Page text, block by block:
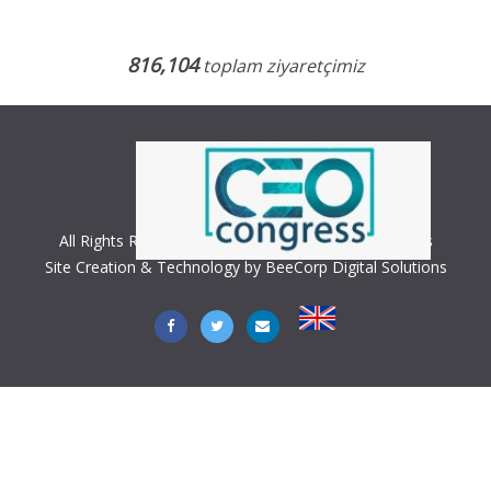
816,104toplam ziyaretçimiz
All Rights Reserved. Copyright © 2018 CEO Congress
Site Creation & Technology by BeeCorp Digital Solutions